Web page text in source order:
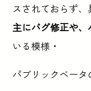
スされておらず、
主にバグ修正や
いる模様・
パブリックベータ